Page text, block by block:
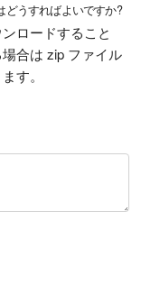
どうすればよいですか?
ロードすること
合は zip ファイル
す。